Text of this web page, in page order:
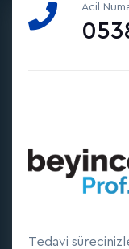
Acil
Tedavi